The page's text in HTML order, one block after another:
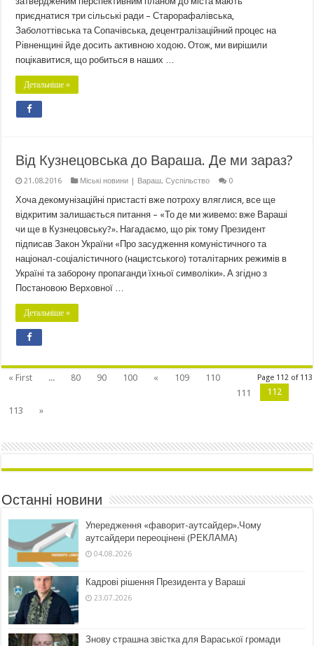
приєднатися три сільські ради – Старорафалівська,
Заболоттівська та Сопачівська, децентралізаційний процес на
Рівненщині йде досить активною ходою. Отож, ми вирішили
поцікавитися, що робиться в наших …
Детальніше »
Від Кузнецовська до Вараша. Де ми зараз?
21.08.2016 Міські новини | Вараш,Суспільство 0
Хоча декомунізаційні пристасті вже потроху вляглися, все ще
відкритим залишається питання – «То де ми живемо: вже Вараші
чи ще в Кузнецовську?». Нагадаємо, що рік тому Президент
підписав Закон України «Про засудження комуністичного та
націонал-соціалістичного (нацистського) тоталітарних режимів в
Україні та заборону пропаганди їхньої символіки». А згідно з
Постановою Верховної …
Детальніше »
Page 112 of 113
« First ... 80 90 100 « 109
110
111
112
113
»
Останні новини
Упередження «фаворит-аутсайдер».Чому
аутсайдери переоцінені (РЕКЛАМА)
04.08.2026
Кадрові рішення Президента у Вараші
23.07.2026
Знову страшна звістка для Вараської громади